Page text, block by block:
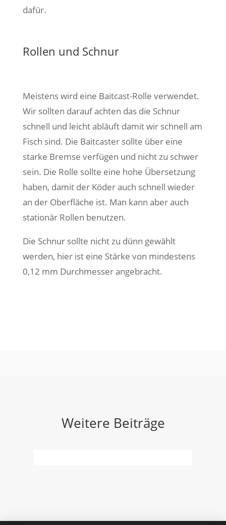
dafür.
Rollen und Schnur
Meistens wird eine Baitcast-Rolle verwendet.
Wir sollten darauf achten das die Schnur
schnell und leicht abläuft damit wir schnell am
Fisch sind. Die Baitcaster sollte über eine
starke Bremse verfügen und nicht zu schwer
sein. Die Rolle sollte eine hohe Übersetzung
haben, damit der Köder auch schnell wieder
an der Oberfläche ist. Man kann aber auch
stationär Rollen benutzen.
Die Schnur sollte nicht zu dünn gewählt
werden, hier ist eine Stärke von mindestens
0,12 mm Durchmesser angebracht.
Weitere Beiträge